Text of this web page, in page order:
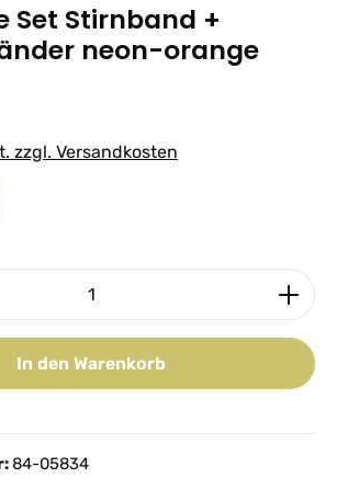
Set Stirnband +
neon-orange
zzgl. Versandkosten
Gib den gewünschten Wert ein
In den Warenkorb
84-05834